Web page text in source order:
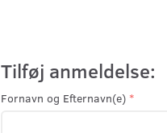
Tilføj anmeldelse:
Fornavn og Efternavn(e)